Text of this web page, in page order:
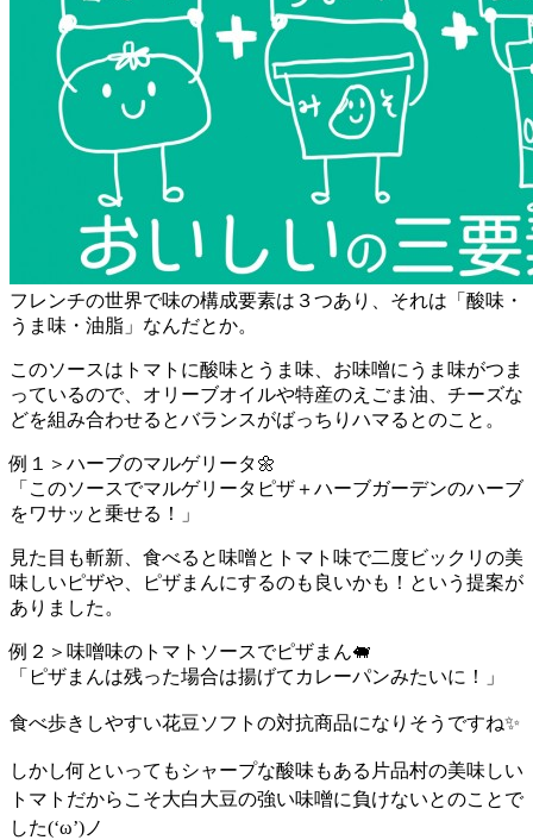
フレンチの世界で味の構成要素は３つあり、それは「酸味・
うま味・油脂」なんだとか。
このソースはトマトに酸味とうま味、お味噌にうま味がつま
っているので、オリーブオイルや特産のえごま油、チーズな
どを組み合わせるとバランスがばっちりハマるとのこと。
例１＞ハーブのマルゲリータ🌼
「このソースでマルゲリータピザ＋ハーブガーデンのハーブ
をワサッと乗せる！」
見た目も斬新、食べると味噌とトマト味で二度ビックリの美
味しいピザや、ピザまんにするのも良いかも！という提案が
ありました。
例２＞味噌味のトマトソースでピザまん🐖
「ピザまんは残った場合は揚げてカレーパンみたいに！」
食べ歩きしやすい花豆ソフトの対抗商品になりそうですね✨
しかし何といっても シャープな酸味もある片品村の美味しい
トマトだからこそ大白大豆の強い味噌に負けないとのことで
した(‘ω’)ノ